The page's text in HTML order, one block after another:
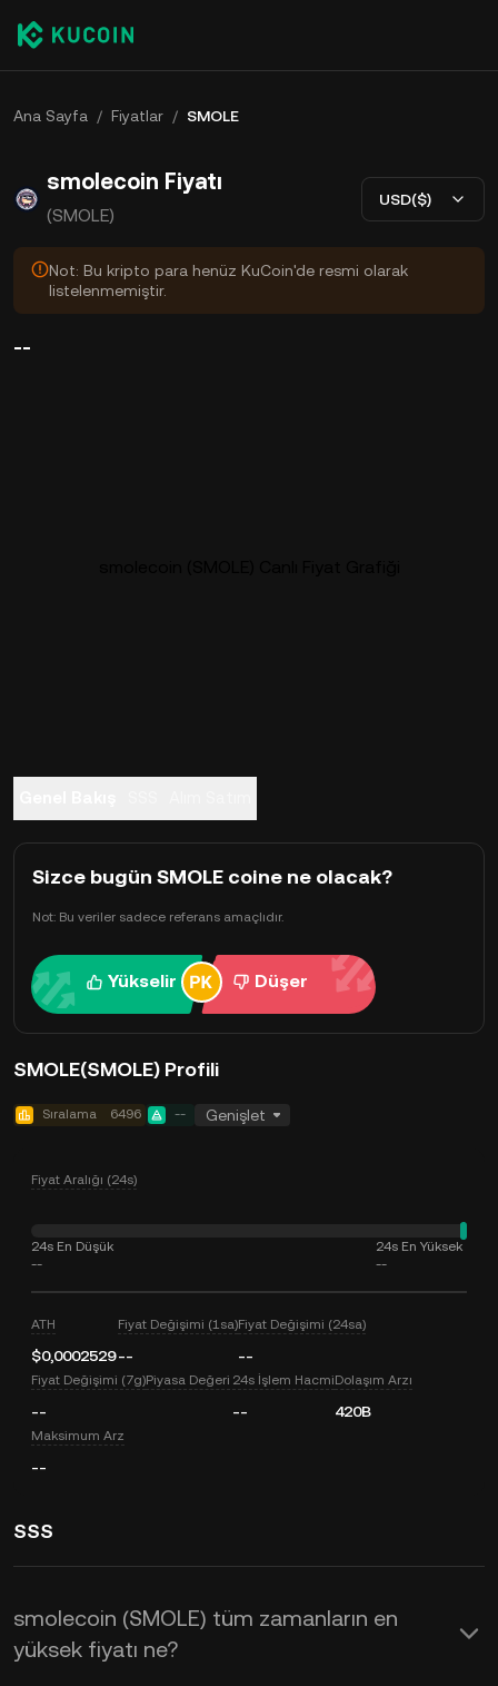
Ana Sayfa / Fiyatlar / SMOLE
smolecoin Fiyatı
(SMOLE)
USD($)
Not: Bu kripto para henüz KuCoin'de resmi olarak
listelenmemiştir.
--
Sizce bugün SMOLE coine ne olacak?
Not: Bu veriler sadece referans amaçlıdır.
Yükselir Düşer
SMOLE(SMOLE) Profili
Sıralama 6496 -- Genişlet
Fiyat Aralığı (24s)
24s En Düşük
--
24s En Yüksek
--
ATH
$0,0002529
Fiyat Değişimi (1sa)
--
Fiyat Değişimi (24sa)
--
Fiyat Değişimi (7g)
--
Piyasa Değeri 24s İşlem Hacmi
--
Dolaşım Arzı
420B
Maksimum Arz
--
SSS
smolecoin (SMOLE) tüm zamanların en
yüksek fiyatı ne?